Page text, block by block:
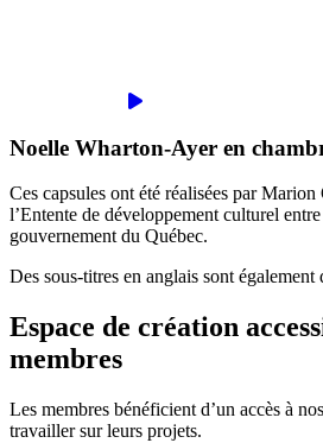
Noelle Wharton-Ayer en
Ces capsules ont été réalisées par
l’Entente de développement culturel
gouvernement du Québec.
Des sous-titres en anglais sont également
Espace de création
membres
Les membres bénéficient d’un accès à
travailler sur leurs projets.